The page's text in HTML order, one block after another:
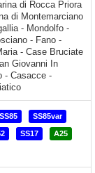
SS85 SS85var
SS17 A25